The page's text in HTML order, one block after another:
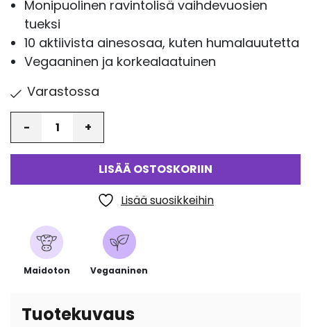
Monipuolinen ravintolisä vaihdevuosien
tueksi
10 aktiivista ainesosaa, kuten humalauutetta
Vegaaninen ja korkealaatuinen
Varastossa
LISÄÄ OSTOSKORIIN
Lisää suosikkeihin
Maidoton Vegaaninen
Tuotekuvaus